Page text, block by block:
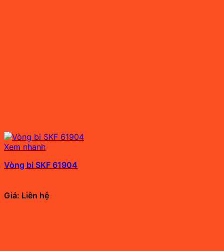
Xem nhanh
Vòng bi SKF 61904
Giá: Liên hệ